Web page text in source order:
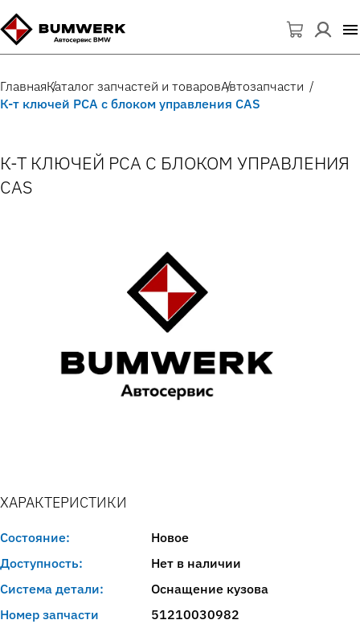
ГлавнаяКаталог запчастей и товаровАвтозапчасти
К-т ключей PCA с блоком управления CAS
К-Т КЛЮЧЕЙ PCA С БЛОКОМ УПРАВЛЕНИЯ
CAS
ХАРАКТЕРИСТИКИ
Состояние:
Новое
Доступность:
Нет в наличии
Система детали:
Оснащение кузова
Номер запчасти
51210030982